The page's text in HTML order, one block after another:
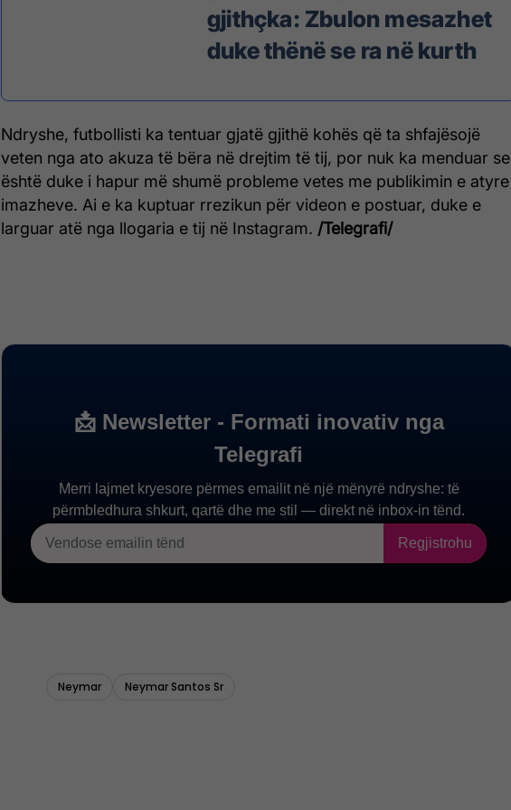
gjithçka: Zbulon mesazhet
duke thënë se ra në kurth
Ndryshe, futbollisti ka tentuar gjatë gjithë kohës që ta shfajësojë
veten nga ato akuza të bëra në drejtim të tij, por nuk ka menduar se
është duke i hapur më shumë probleme vetes me publikimin e atyre
imazheve. Ai e ka kuptuar rrezikun për videon e postuar, duke e
larguar atë nga llogaria e tij në Instagram. /Telegrafi/